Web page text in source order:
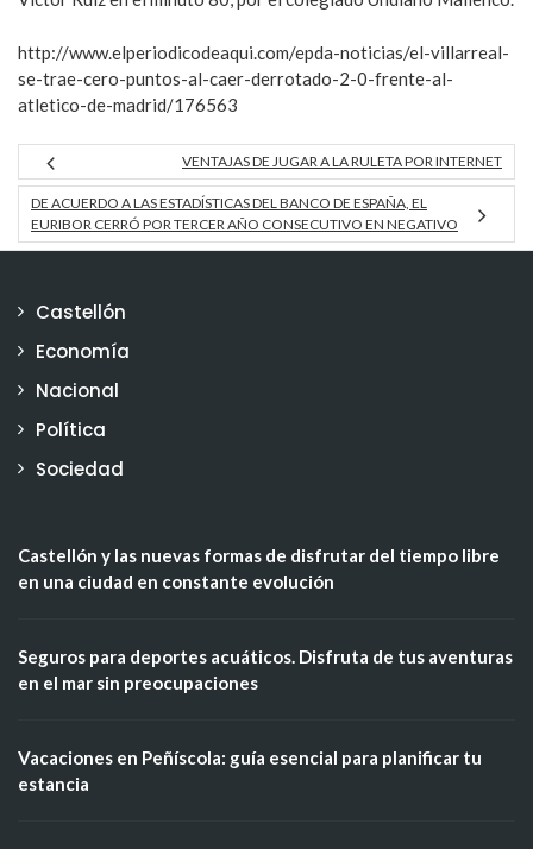
http://www.elperiodicodeaqui.com/epda-noticias/el-villarreal-
se-trae-cero-puntos-al-caer-derrotado-2-0-frente-al-
atletico-de-madrid/176563
VENTAJAS DE JUGAR A LA RULETA POR INTERNET
DE ACUERDO A LAS ESTADÍSTICAS DEL BANCO DE ESPAÑA, EL
EURIBOR CERRÓ POR TERCER AÑO CONSECUTIVO EN NEGATIVO
Castellón
Economía
Nacional
Política
Sociedad
Castellón y las nuevas formas de disfrutar del tiempo libre
en una ciudad en constante evolución
Seguros para deportes acuáticos. Disfruta de tus aventuras
en el mar sin preocupaciones
Vacaciones en Peñíscola: guía esencial para planificar tu
estancia